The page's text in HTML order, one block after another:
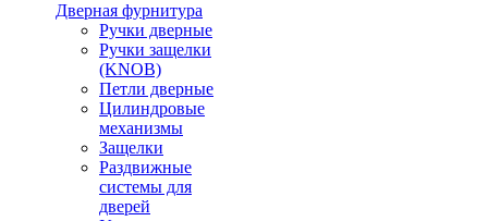
Дверная фурнитура
Ручки дверные
Ручки защелки
(KNOB)
Петли дверные
Цилиндровые
механизмы
Защелки
Раздвижные
системы для
дверей